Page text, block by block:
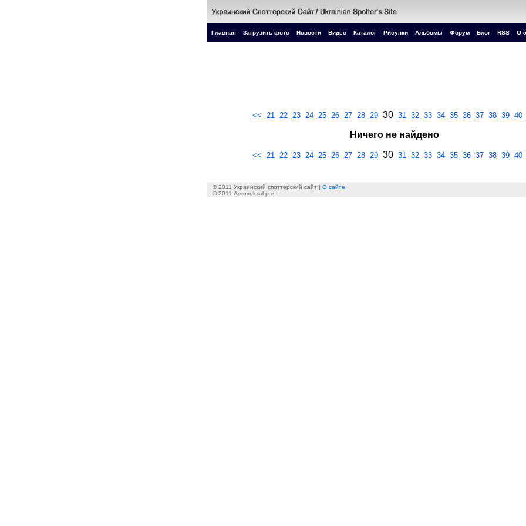
Главная Загрузить фото Новости Видео Каталог Рисунки Альбомы Форум Блог RSS О
<< 21 22 23 24 25 26 27 28 29 30 31 32 33 34 35 36 37 38 39 40
Ничего не найдено
<< 21 22 23 24 25 26 27 28 29 30 31 32 33 34 35 36 37 38 39 40
© 2011 Украинский споттерский сайт | О сайте
© 2011 Aerovokzal p.e.